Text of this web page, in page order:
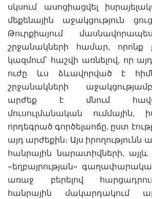
սկսում ասոցիացվել
մեքենային աջակցություն
Թուրքիայում
շրջանակների համար, որոնք
կազմում՝ հաշվի առնելով, որ
ուժը ևս ձևավորված է
շրջանակների
արժեք է մնում
մուսուլմանական ումմային,
որդեգրած գործելաոճը, ըստ
այդ արժեքին։ Այս իրողությունն
հանրային նարատիվների,
«եղբայրության»
առաջ բերելով
հանրային մակարդակում